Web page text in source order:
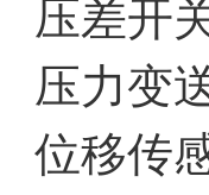
压差开
压力变
位移传